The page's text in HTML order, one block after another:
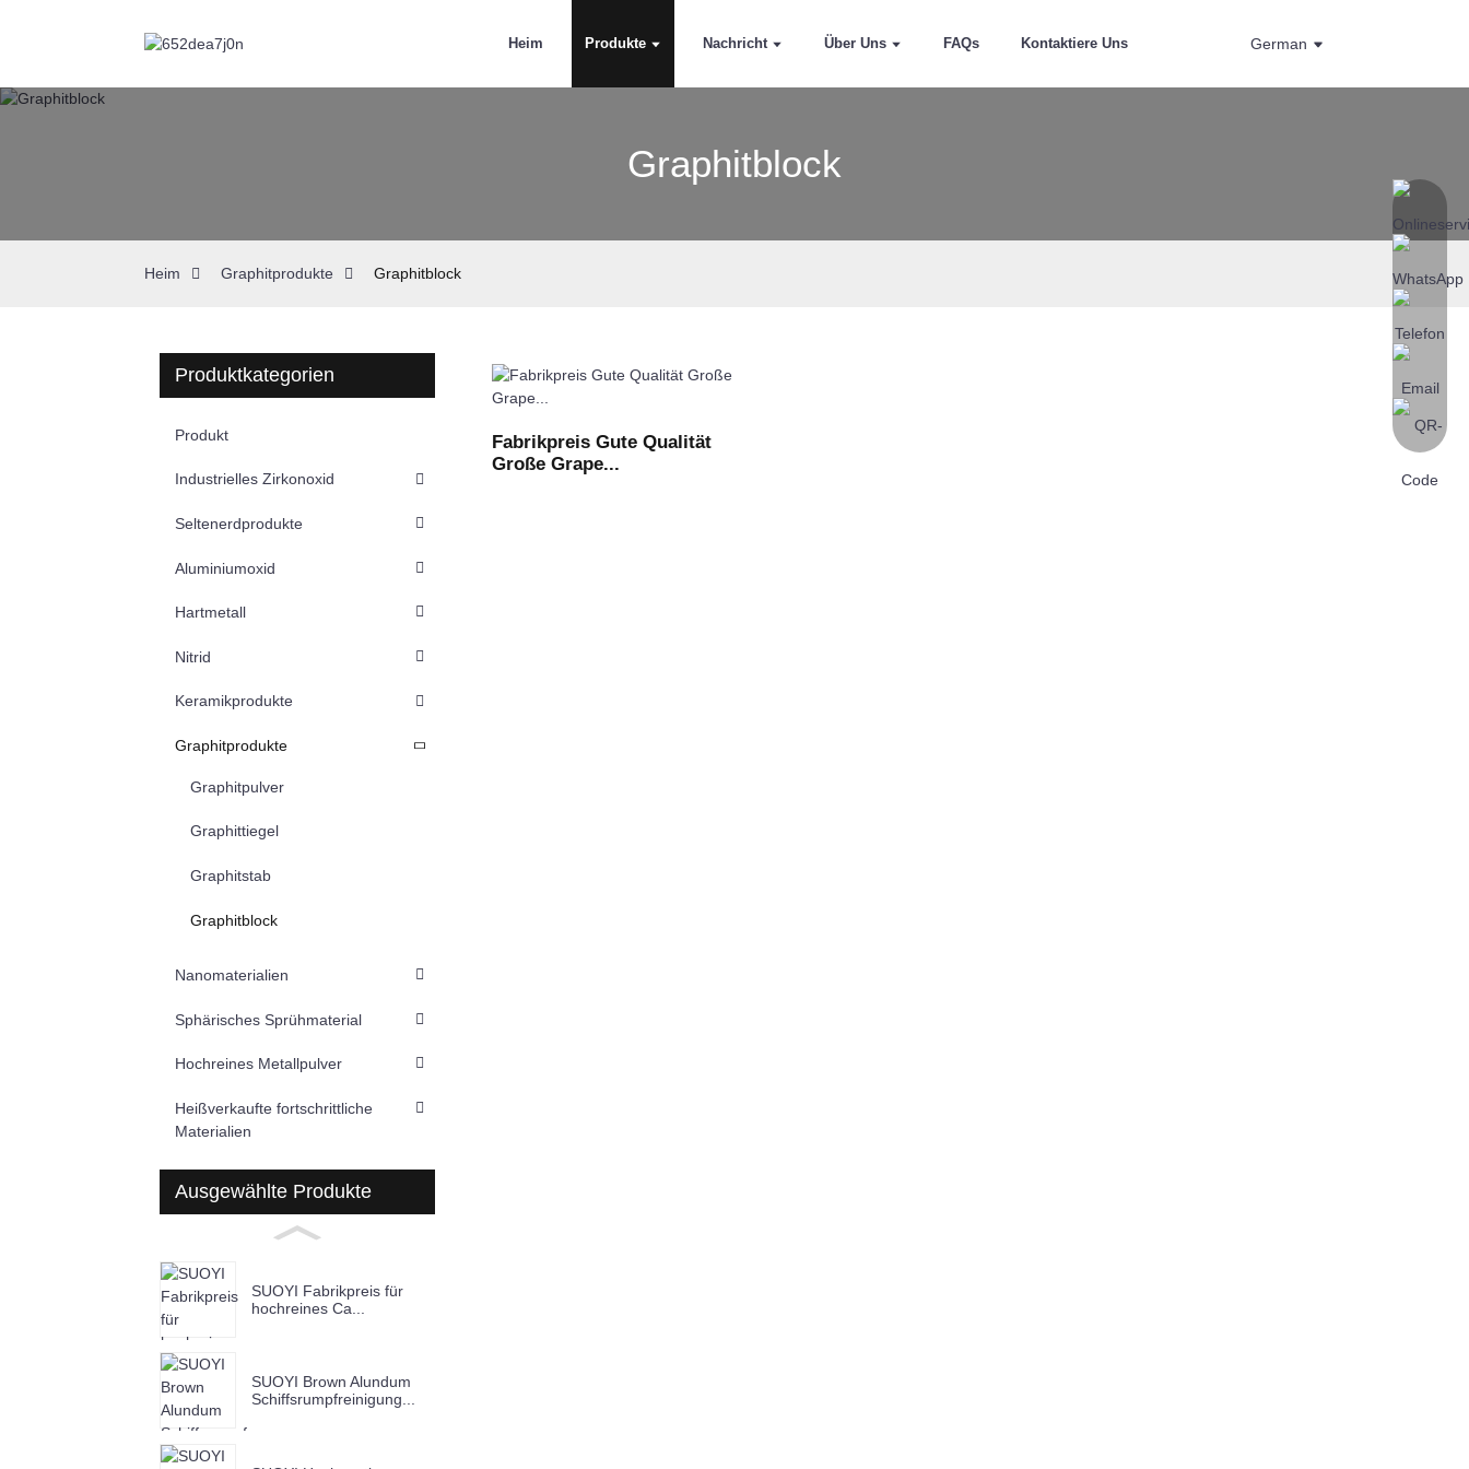
Heim Produkte Nachricht Über Uns FAQs Kontaktiere Uns German
Graphitblock
Heim Graphitprodukte Graphitblock
Produktkategorien
Produkt
Industrielles Zirkonoxid
Seltenerdprodukte
Aluminiumoxid
Hartmetall
Nitrid
Keramikprodukte
Graphitprodukte
Graphitpulver
Graphittiegel
Graphitstab
Graphitblock
Nanomaterialien
Sphärisches Sprühmaterial
Hochreines Metallpulver
Heißverkaufte fortschrittliche
Materialien
Ausgewählte Produkte
SUOYI Fabrikpreis für
hochreines Ca...
SUOYI Brown Alundum
Schiffsrumpfreinigung...
Fabrikpreis Gute Qualität
Große Grape...